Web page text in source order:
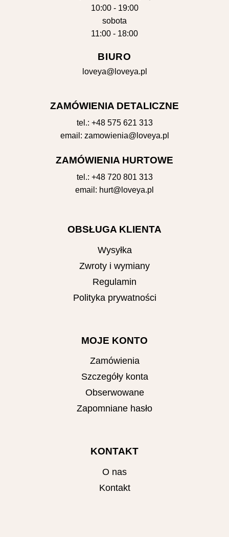
10:00 - 19:00
sobota
11:00 - 18:00
BIURO
loveya@loveya.pl
ZAMÓWIENIA DETALICZNE
tel.: +48 575 621 313
email: zamowienia@loveya.pl
ZAMÓWIENIA HURTOWE
tel.: +48 720 801 313
email: hurt@loveya.pl
OBSŁUGA KLIENTA
Wysyłka
Zwroty i wymiany
Regulamin
Polityka prywatności
MOJE KONTO
Zamówienia
Szczegóły konta
Obserwowane
Zapomniane hasło
KONTAKT
O nas
Kontakt